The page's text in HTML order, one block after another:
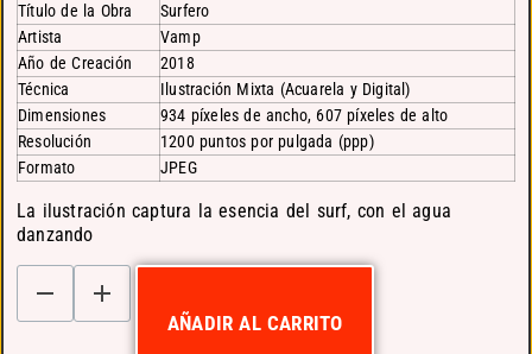
Título de la Obra
Surfero
Artista
Vamp
Año de Creación
2018
Técnica
Ilustración Mixta (Acuarela y Digital)
Dimensiones
934 píxeles de ancho, 607 píxeles de alto
Resolución
1200 puntos por pulgada (ppp)
Formato
JPEG
La ilustración captura la esencia del surf, con el agua
danzando
AÑADIR AL CARRITO